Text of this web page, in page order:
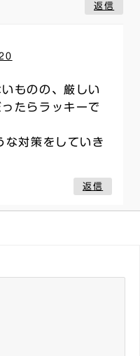
返信
ものの、厳しい
たらラッキーで
な対策をしていき
返信